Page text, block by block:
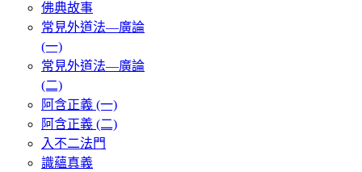
佛典故事
常見外道法—廣論
(一)
常見外道法—廣論
(二)
阿含正義 (一)
阿含正義 (二)
入不二法門
識蘊真義